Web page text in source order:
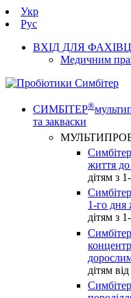
Укр
Рус
ВХІД ДЛЯ
Медичним
СИМБІТЕР®
та закваски
Симбітер
життя до
дітям з
Симбітер
1-го дня
дітям з
Симбітер
дітям
Симбітер